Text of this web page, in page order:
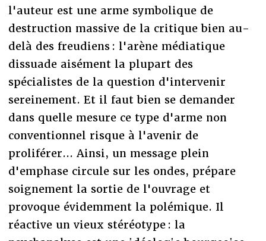
l'auteur est une arme symbolique de
destruction massive de la critique bien au-
delà des freudiens : l'arène médiatique
dissuade aisément la plupart des
spécialistes de la question d'intervenir
sereinement. Et il faut bien se demander
dans quelle mesure ce type d'arme non
conventionnel risque à l'avenir de
proliférer... Ainsi, un message plein
d'emphase circule sur les ondes, prépare
soignement la sortie de l'ouvrage et
provoque évidemment la polémique. Il
réactive un vieux stéréotype : la